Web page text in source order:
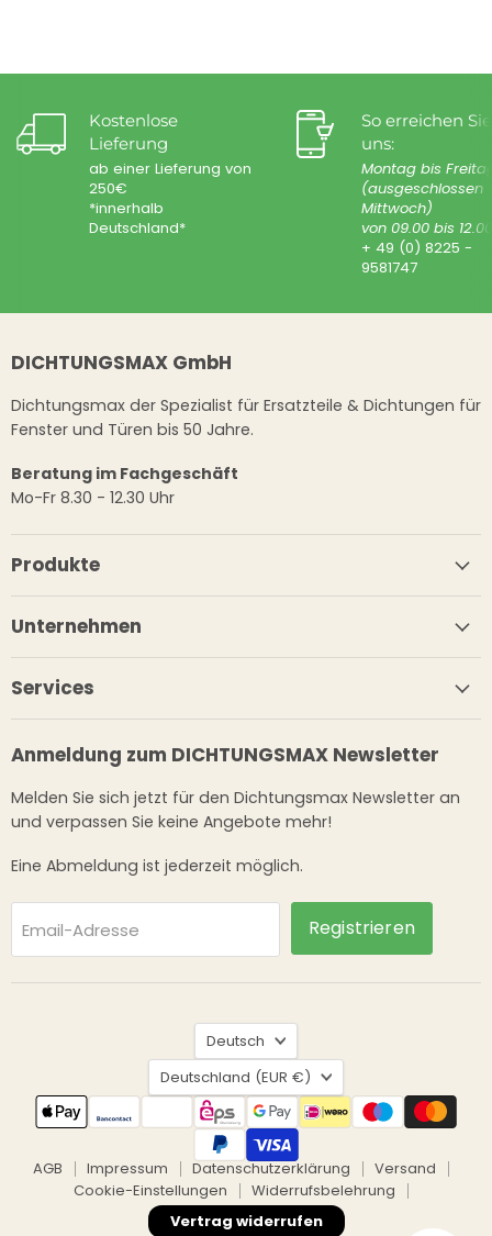
Kostenlose
Lieferung
ab einer Lieferung von
250€
*innerhalb
Deutschland*
So erreichen Sie
uns:
Montag bis
(ausgeschlossen
Mittwoch)
von 09.00 bis
+ 49 (0) 8225 -
9581747
DICHTUNGSMAX GmbH
Dichtungsmax der Spezialist für Ersatzteile & Dichtungen für
Fenster und Türen bis 50 Jahre.
Beratung im Fachgeschäft
Mo-Fr 8.30 - 12.30 Uhr
Produkte
Unternehmen
Services
Anmeldung zum DICHTUNGSMAX Newsletter
Melden Sie sich jetzt für den Dichtungsmax Newsletter an
und verpassen Sie keine Angebote mehr!
Eine Abmeldung ist jederzeit möglich.
Email-Adresse Registrieren
Sprache
Deutsch
Land
Deutschland (EUR €)
AGB Impressum Datenschutzerklärung
Versand
Cookie-Einstellungen
Widerrufsbelehrung
Vertrag widerrufen